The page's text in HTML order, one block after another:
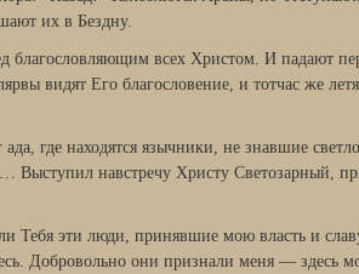
их в Бездну.
благословляющим всех Христом. И падают
видят Его благословение, и тотчас же
где находятся язычники, не знавшие
Выступил навстречу Христу Светозарный,
Тебя эти люди, принявшие мою власть и
Добровольно они признали меня — здесь